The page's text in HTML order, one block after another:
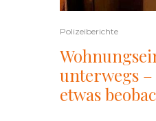
Polizeiberichte
unterwegs –
etwas